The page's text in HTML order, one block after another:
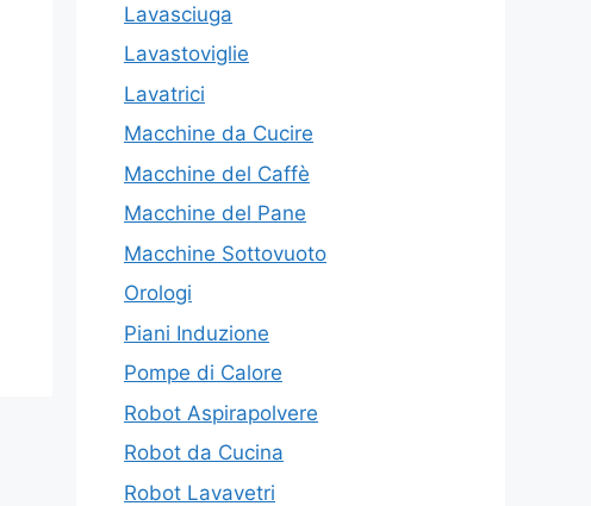
Lavasciuga
Lavastoviglie
Lavatrici
Macchine da Cucire
Macchine del Caffè
Macchine del Pane
Macchine Sottovuoto
Orologi
Piani Induzione
Pompe di Calore
Robot Aspirapolvere
Robot da Cucina
Robot Lavavetri